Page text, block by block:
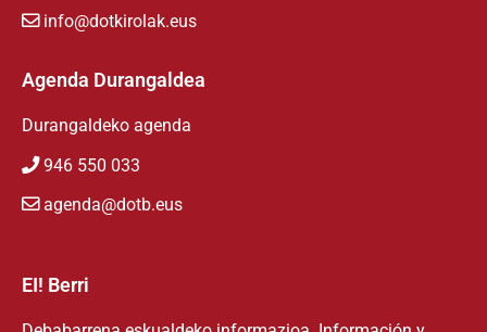
info@dotkirolak.eus
Agenda Durangaldea
Durangaldeko agenda
946 550 033
agenda@dotb.eus
EI! Berri